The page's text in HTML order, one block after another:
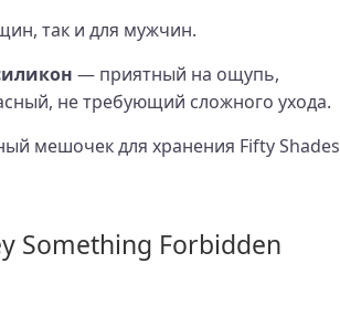
так и для мужчин.
— приятный на ощупь,
не требующий сложного ухода.
мешочек для хранения Fifty Shades
Something Forbidden